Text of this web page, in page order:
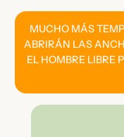
MUCHO MÁS
ABRIRÁN LAS
EL HOMBRE LIBRE